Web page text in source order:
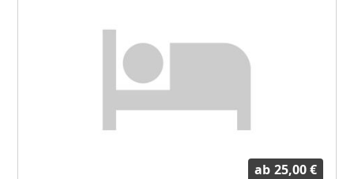
ab 25,00 €